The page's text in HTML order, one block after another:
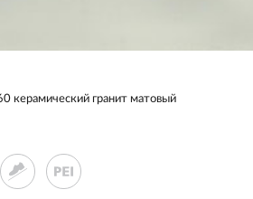
керамический гранит матовый